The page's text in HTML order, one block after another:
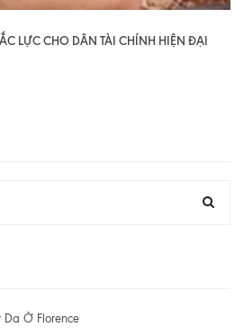
LỰC CHO DÂN TÀI CHÍNH HIỆN ĐẠI
Da Ở Florence